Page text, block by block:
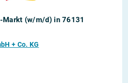
Markt (w/m/d) in 76131
+ Co. KG